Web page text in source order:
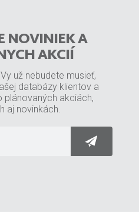
NOVINIEK A
AKCIÍ
už nebudete musieť,
databázy klientov a
plánovaných akciách,
aj novinkách.